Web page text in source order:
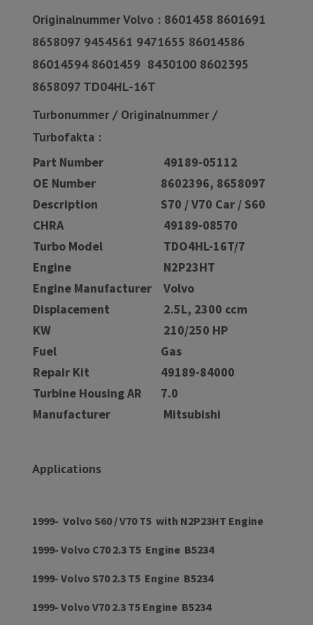
Originalnummer Volvo : 8601458 8601691
8658097 9454561 9471655 86014586
86014594 8601459 8430100 8602395
8658097 TD04HL-16T
Turbonummer / Originalnummer /
Turbofakta :
Part Number
49189-05112
OE Number
8602396, 8658097
Description
S70 / V70 Car / S60
CHRA
49189-08570
Turbo Model
TDO4HL-16T/7
Engine
N2P23HT
Engine Manufacturer
Volvo
Displacement
2.5L, 2300 ccm
KW
210/250 HP
Fuel
Gas
Repair Kit
49189-84000
Turbine Housing AR
7.0
Manufacturer
Mitsubishi
Applications
1999- Volvo S60 / V70 T5 with N2P23HT Engine
1999- Volvo C70 2.3 T5 Engine B5234
1999- Volvo S70 2.3 T5 Engine B5234
1999- Volvo V70 2.3 T5 Engine B5234